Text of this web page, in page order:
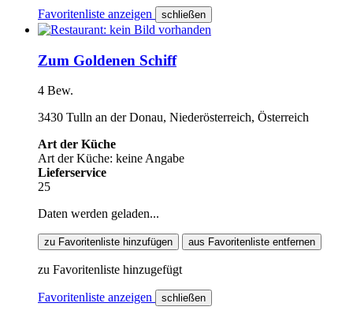
Favoritenliste anzeigen schließen
Zum Goldenen Schiff
4 Bew.
3430 Tulln an der Donau, Niederösterreich, Österreich
Art der Küche
Art der Küche: keine Angabe
Lieferservice
25
Daten werden geladen...
zu Favoritenliste hinzufügen aus Favoritenliste entfernen
zu Favoritenliste hinzugefügt
Favoritenliste anzeigen schließen